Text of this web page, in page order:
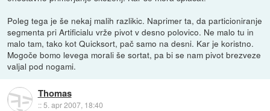
Poleg tega je še nekaj malih razlikic. Naprimer ta, da particioniranje
segmenta pri Artificialu vrže pivot v desno polovico. Ne malo tu in
malo tam, tako kot Quicksort, pač samo na desni. Kar je koristno.
Mogoče bomo levega morali še sortat, pa bi se nam pivot brezveze
valjal pod nogami.
Thomas
::5. apr 2007, 18:40